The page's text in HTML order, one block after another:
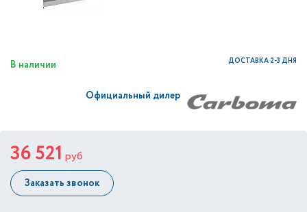
В наличии ДОСТАВКА 2-3 ДНЯ
Официальный дилер
36 521 руб
Заказать звонок